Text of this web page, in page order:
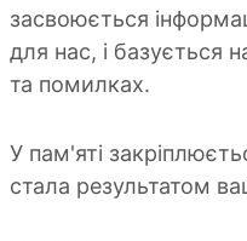
засвоюється
для нас, і базується
та помилках.
У пам'яті
стала результатом